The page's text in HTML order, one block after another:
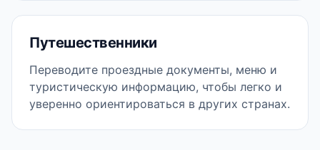
Путешественники
Переводите проездные документы, меню и
туристическую информацию, чтобы легко и
уверенно ориентироваться в других странах.